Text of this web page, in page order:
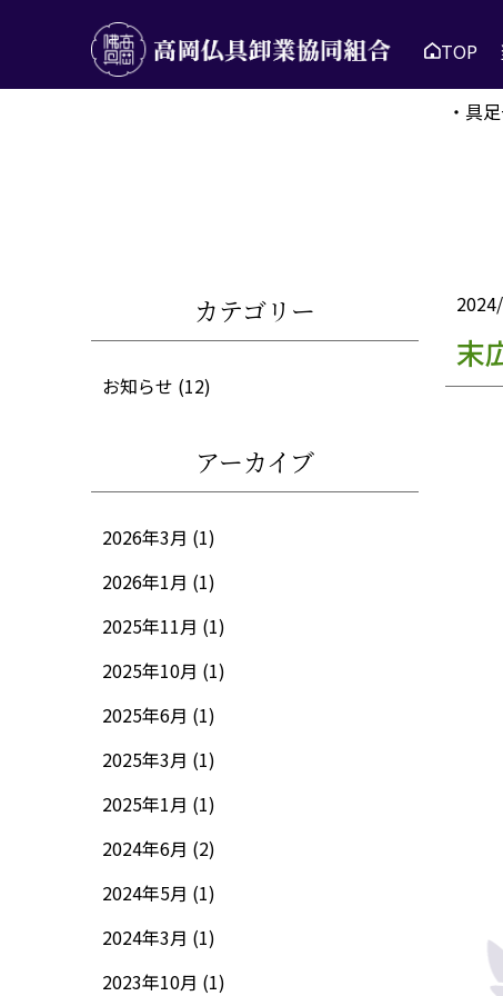
TOP
・具
カテゴリー
お知らせ (12)
アーカイブ
2026年3月 (1)
2026年1月 (1)
2025年11月 (1)
2025年10月 (1)
2025年6月 (1)
2025年3月 (1)
2025年1月 (1)
2024年6月 (2)
2024年5月 (1)
2024年3月 (1)
2023年10月 (1)
末